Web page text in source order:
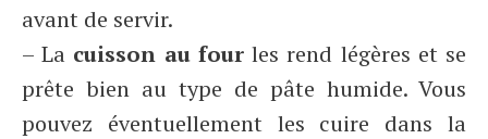
avant de servir.
– La cuisson au fourles rend légères et se
prête bien au type de pâte humide. Vous
pouvez éventuellement les cuire dans la